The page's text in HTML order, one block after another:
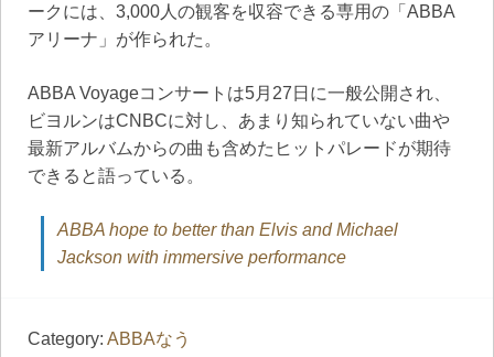
ークには、3,000人の観客を収容できる専用の「ABBA
アリーナ」が作られた。
ABBA Voyageコンサートは5月27日に一般公開され、
ビヨルンはCNBCに対し、あまり知られていない曲や
最新アルバムからの曲も含めたヒットパレードが期待
できると語っている。
ABBA hope to better than Elvis and Michael
Jackson with immersive performance
Category: ABBAなう